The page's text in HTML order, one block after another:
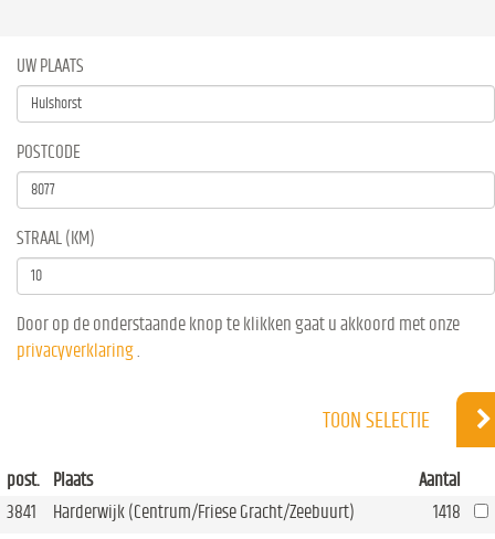
UW PLAATS
POSTCODE
STRAAL (KM)
Door op de onderstaande knop te klikken gaat u akkoord met onze
privacyverklaring
TOON SELECTIE
post. Plaats
Aantal
3841
Harderwijk (Centrum/Friese Gracht/Zeebuurt)
1418